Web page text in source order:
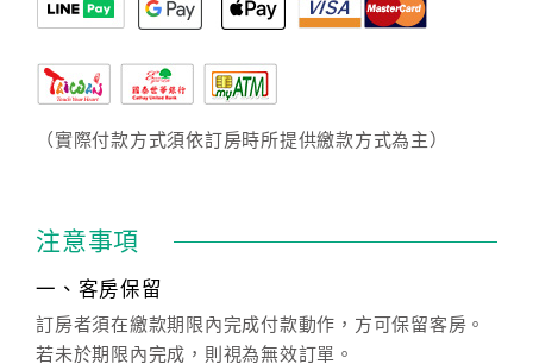
（實際付款方式須依訂房時所提供繳款方式為主）
注意事項
一、客房保留
訂房者須在繳款期限內完成付款動作，方可保留客房。
若未於期限內完成，則視為無效訂單。